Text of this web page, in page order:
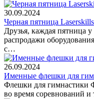
30.09.2024
Черная пятница Laserskills
Друзья, каждая
распродажи
с…
26.09.2024
Именные флешки для
Флешки для гимнастики
во время соревнований